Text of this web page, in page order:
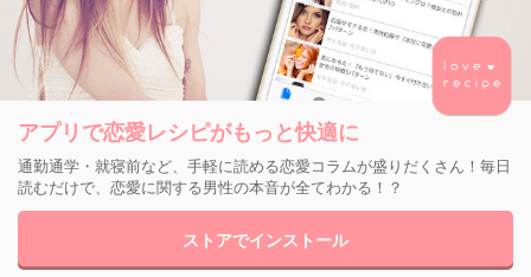
アプリで恋愛レシピがもっと快適に
通勤通学・就寝前など、手軽に読める恋愛コラムが盛りだくさん！毎日
読むだけで、恋愛に関する男性の本音が全てわかる！？
ストアでインストール